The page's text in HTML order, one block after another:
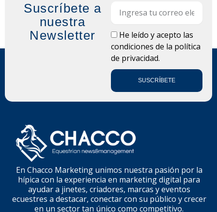
Suscríbete a
nuestra
Newsletter
LOPDHe leído y acepto las
condiciones de la política
de privacidad.
SUSCRÍBETE
En Chacco Marketing unimos nuestra pasión por la
hípica con la experiencia en marketing digital para
ayudar a jinetes, criadores, marcas y eventos
ecuestres a destacar, conectar con su público y crecer
en un sector tan único como competitivo.